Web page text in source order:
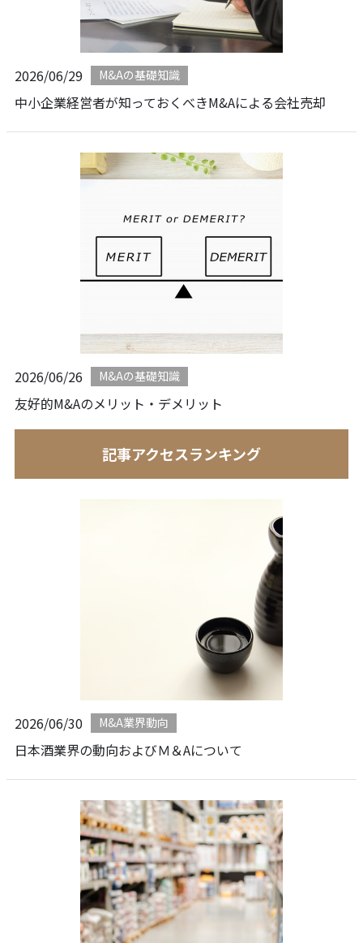
2026/06/29 M&Aの基礎知識
中小企業経営者が知っておくべきM&Aによる会社売却
2026/06/26 M&Aの基礎知識
友好的M&Aのメリット・デメリット
記事アクセスランキング
2026/06/30 M&A業界動向
日本酒業界の動向およびＭ＆Aについて